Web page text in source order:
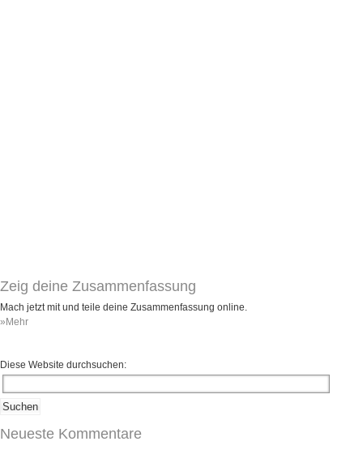
Zeig deine Zusammenfassung
Mach jetzt mit und teile deine Zusammenfassung online.
»Mehr
Diese Website durchsuchen:
Neueste Kommentare